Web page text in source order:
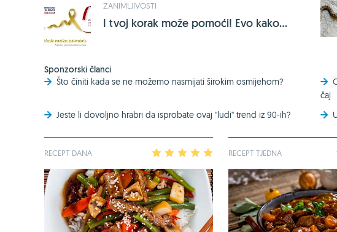
ZANIMLJIVOSTI
I tvoj korak može pomoći! Evo kako...
Sponzorski članci
Što činiti kada se ne možemo nasmijati širokim osmijehom?
čaj
Jeste li dovoljno hrabri da isprobate ovaj ''ludi'' trend iz 90-ih?
RECEPT DANA 2 3 4 RECEPT TJEDNA